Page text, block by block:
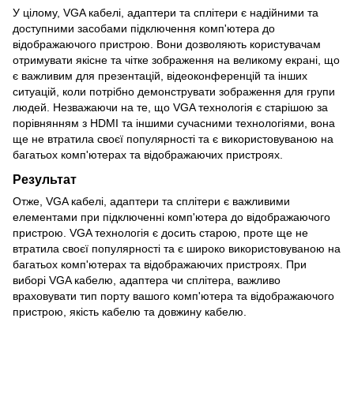
У цілому, VGA кабелі, адаптери та сплітери є надійними та
доступними засобами підключення комп'ютера до
відображаючого пристрою. Вони дозволяють користувачам
отримувати якісне та чітке зображення на великому екрані, що
є важливим для презентацій, відеоконференцій та інших
ситуацій, коли потрібно демонструвати зображення для групи
людей. Незважаючи на те, що VGA технологія є старішою за
порівнянням з HDMI та іншими сучасними технологіями, вона
ще не втратила своєї популярності та є використовуваною на
багатьох комп'ютерах та відображаючих пристроях.
Результат
Отже, VGA кабелі, адаптери та сплітери є важливими
елементами при підключенні комп'ютера до відображаючого
пристрою. VGA технологія є досить старою, проте ще не
втратила своєї популярності та є широко використовуваною на
багатьох комп'ютерах та відображаючих пристроях. При
виборі VGA кабелю, адаптера чи сплітера, важливо
враховувати тип порту вашого комп'ютера та відображаючого
пристрою, якість кабелю та довжину кабелю.